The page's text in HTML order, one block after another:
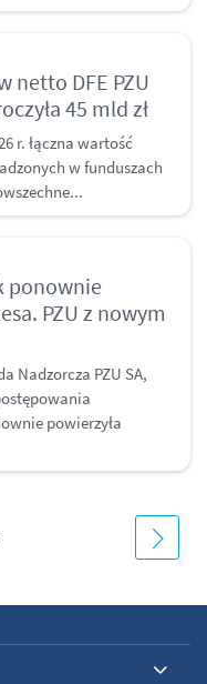
netto DFE PZU
45 mld zł
r. łączna wartość
w funduszach
ponownie
PZU z nowym
Nadzorcza PZU SA,
powierzyła